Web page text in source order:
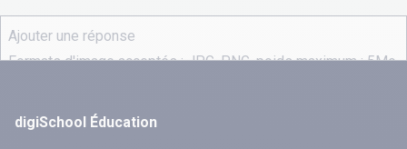
digiSchool Éducation